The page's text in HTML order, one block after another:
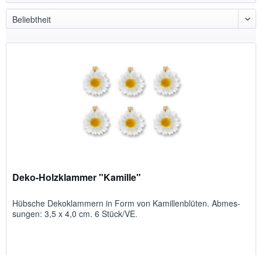
Deko-Holzklammer "Kamille"
Hübsche Deko­klam­mern in Form von Kamil­len­blü­ten. Ab­mes­
sungen: 3,5 x 4,0 cm. 6 Stück/VE.